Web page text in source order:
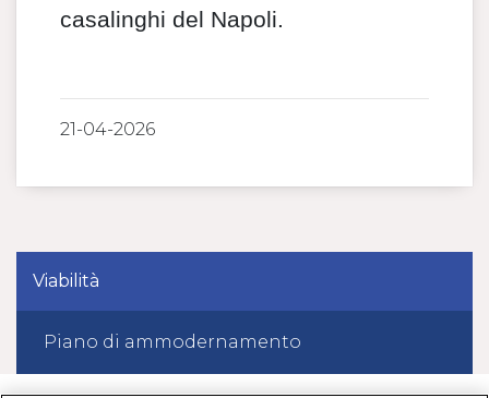
Viabilità
Piano di ammodernamento
casalinghi del Napoli.
21-04-2026